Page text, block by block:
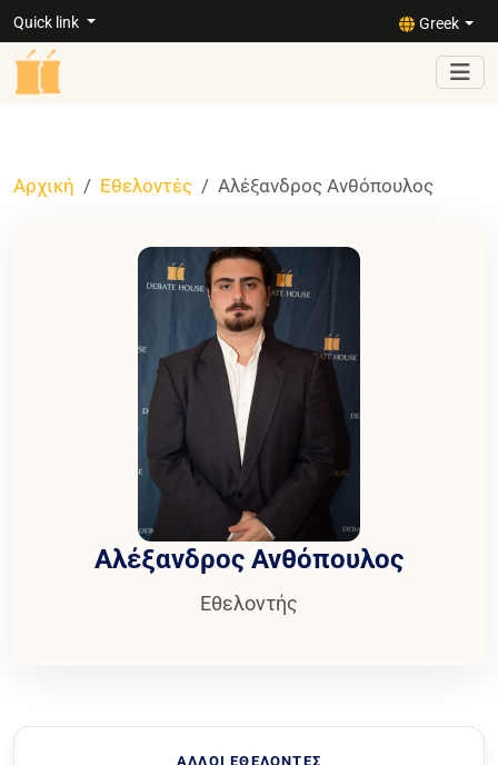
Quick link Greek
Αρχική Εθελοντές Αλέξανδρος Ανθόπουλος
Αλέξανδρος Ανθόπουλος
Εθελοντής
ΆΛΛΟΙ ΕΘΕΛΟΝΤΈΣ